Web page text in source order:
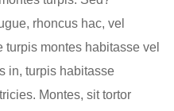
rhoncus hac, vel
montes habitasse vel
in, turpis habitasse
Montes, sit tortor